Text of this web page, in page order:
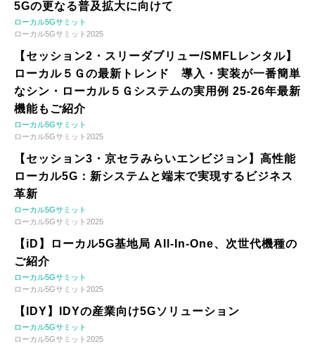
5Gの更なる普及拡大に向けて
ローカル5Gサミット
ローカル5Gサミット2025
【セッション2・スリーダブリュー/SMFLレンタル】
ローカル５Ｇの最新トレンド 導入・実装が一番簡単
なシン・ローカル５Ｇシステムの実用例 25-26年最新
機能もご紹介
ローカル5Gサミット
ローカル5Gサミット2025
【セッション3・京セラみらいエンビジョン】高性能
ローカル5G：新システムと端末で実現するビジネス
革新
ローカル5Gサミット
ローカル5Gサミット2025
【iD】ローカル5G基地局 All-In-One、次世代機種の
ご紹介
ローカル5Gサミット
ローカル5Gサミット2025
【IDY】IDYの産業向け5Gソリューション
ローカル5Gサミット
ローカル5Gサミット2025